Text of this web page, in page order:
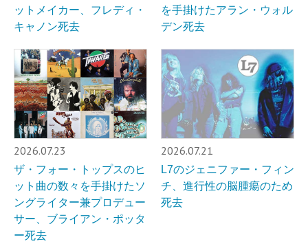
ットメイカー、フレディ・
キャノン死去
を手掛けたアラン・ウォル
デン死去
2026.07.23
ザ・フォー・トップスのヒ
ット曲の数々を手掛けたソ
ングライター兼プロデュー
サー、ブライアン・ポッタ
ー死去
2026.07.21
L7のジェニファー・フィン
チ、進行性の脳腫瘍のため
死去